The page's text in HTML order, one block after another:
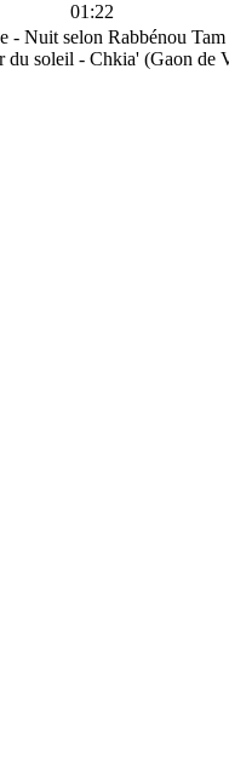
01:22
- Nuit selon Rabbénou
du soleil - Chkia' (Gaon de